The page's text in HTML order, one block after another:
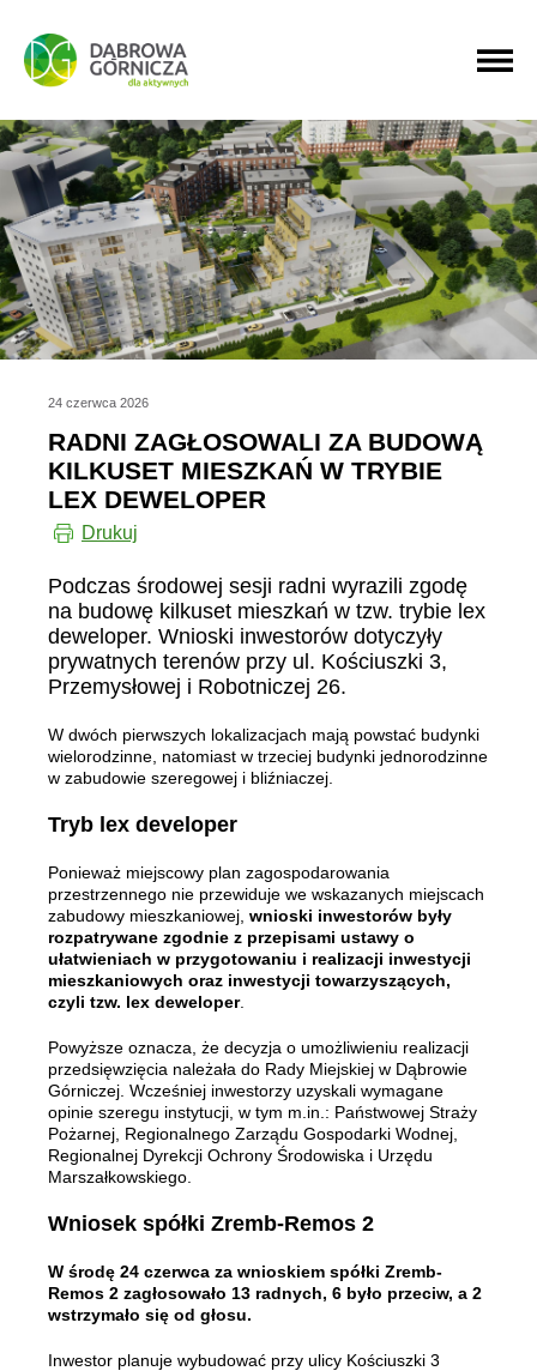
PRZEJDŹ DO MENU GŁÓWNEGO
PRZEJDŹ DO WYSZUKIWARKI
PRZEJDŹ DO TREŚCI
24 czerwca 2026
RADNI ZAGŁOSOWALI ZA BUDOWĄ
KILKUSET MIESZKAŃ W TRYBIE
LEX DEWELOPER
Drukuj
Podczas środowej sesji radni wyrazili zgodę
na budowę kilkuset mieszkań w tzw. trybie lex
deweloper. Wnioski inwestorów dotyczyły
prywatnych terenów przy ul. Kościuszki 3,
Przemysłowej i Robotniczej 26.
W dwóch pierwszych lokalizacjach mają powstać budynki
wielorodzinne, natomiast w trzeciej budynki jednorodzinne
w zabudowie szeregowej i bliźniaczej.
Tryb lex developer
Ponieważ miejscowy plan zagospodarowania
przestrzennego nie przewiduje we wskazanych miejscach
zabudowy mieszkaniowej, wnioski inwestorów były
rozpatrywane zgodnie z przepisami ustawy o
ułatwieniach w przygotowaniu i realizacji inwestycji
mieszkaniowych oraz inwestycji towarzyszących,
czyli tzw. lex deweloper.
Powyższe oznacza, że decyzja o umożliwieniu realizacji
przedsięwzięcia należała do Rady Miejskiej w Dąbrowie
Górniczej. Wcześniej inwestorzy uzyskali wymagane
opinie szeregu instytucji, w tym m.in.: Państwowej Straży
Pożarnej, Regionalnego Zarządu Gospodarki Wodnej,
Regionalnej Dyrekcji Ochrony Środowiska i Urzędu
Marszałkowskiego.
Wniosek spółki Zremb-Remos 2
W środę 24 czerwca za wnioskiem spółki Zremb-
Remos 2 zagłosowało 13 radnych, 6 było przeciw, a 2
wstrzymało się od głosu.
Inwestor planuje wybudować przy ulicy Kościuszki 3